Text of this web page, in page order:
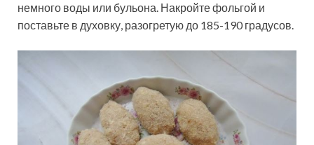
немного воды или бульона. Накройте фольгой и
поставьте в духовку, разогретую до 185-190 градусов.